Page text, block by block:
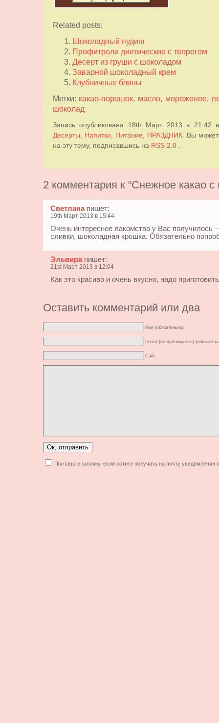
Related posts:
Шоколадный пудинг
Профитроли диетические с творогом
Десерт из груши с шоколадом
Заварной шоколадный крем
Клубничные блины
Метки: какао-порошок, масло, мороженое,
шоколад
Запись опубликована 18th Март 2013 в 21:42
Десерты, Напитки, Питание, ПРАЗДНИК. Вы
на эту тему, подписавшись на RSS 2.0.
2 комментария к “Снежное какао
Светланапишет:
19th Март 2013 в 15:44
Очень интересное лакомство у Вас получилось
сливки, шоколадная крошка. Обязательно
Эльвирапишет:
21st Март 2013 в 12:04
Как это красиво и очень вкусно, надо
Оставить комментарий или два
Имя (обязательно)
Почта (не публикуется)
Сайт
Поставьте галочку, если хотите получать на почту